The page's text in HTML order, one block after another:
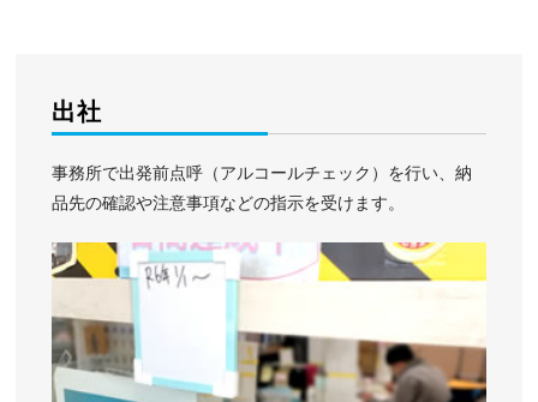
出社
事務所で出発前点呼（アルコールチェック）を行い、納
品先の確認や注意事項などの指示を受けます。